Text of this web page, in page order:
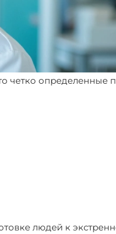
четко определенные
людей к